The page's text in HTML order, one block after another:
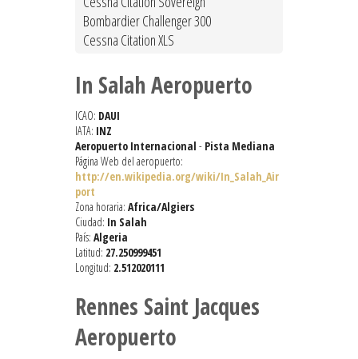
Bombardier Challenger 300
Cessna Citation XLS
In Salah Aeropuerto
ICAO: DAUI
IATA: INZ
Aeropuerto Internacional - Pista Mediana
Página Web del aeropuerto:
http://en.wikipedia.org/wiki/In_Salah_Air
port
Zona horaria: Africa/Algiers
Ciudad: In Salah
País: Algeria
Latitud: 27.250999451
Longitud: 2.512020111
Rennes Saint Jacques
Aeropuerto